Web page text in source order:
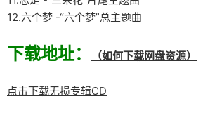
12.六个梦 -“六个梦”总主题曲
下载地址： （如何下载网盘资源）
点击下载无损专辑CD